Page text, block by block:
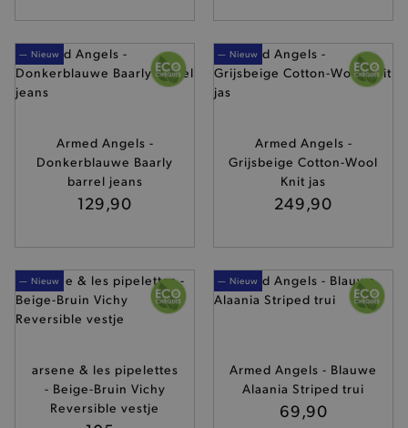
— Nieuw
Armed Angels -
Donkerblauwe Baarly
barrel jeans
129,90
— Nieuw
Armed Angels -
Grijsbeige Cotton-Wool
Knit jas
249,90
— Nieuw
arsene & les pipelettes
- Beige-Bruin Vichy
Reversible vestje
— Nieuw
Armed Angels - Blauwe
Alaania Striped trui
69,90